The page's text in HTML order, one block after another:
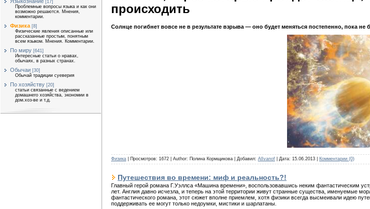
[17]
Проблемные вопросы языка и как они
возможно решаются. Мнения,
комментарии.
Физика [8]
Физические явления описанные или
рассказанные простым, понятным
всем языком. Мнения. Комментарии.
По миру [641]
Интересные статьи о нравах,
обычаях, в разных странах.
Обычаи [30]
Обычай традиции суеверия
По хозяйству [20]
статьи связанные с ведением
домашнего хозяйства, экономии в
дом.хоз-ве и т.д.
происходить
Солнце погибнет вовсе не в результате взрыва — оно будет меняться постепенно, пока
Физика | Просмотров: 1672 | Author: Полина Кормщикова | Добавил: AlIvanof | Дата: 15.06.2013 Комментарии (0)
Путешествия во времени: миф и реальность?!
Главный герой романа Г.Уэллса «Машина времени», воспользовавшись неким фантастическим
лет. Англия давно исчезла, и теперь на этой территории живут странные существа, именуемые
фантастического романа, этот сюжет вполне приемлем, хотя физики всегда высмеивали идею
поддерживать ее могут только недоумки, мистики и шарлатаны.